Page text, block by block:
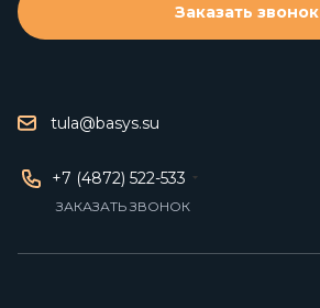
tula@basys.su
+7 (4872) 522-533
ЗАКАЗАТЬ ЗВОНОК
Заказать звонок